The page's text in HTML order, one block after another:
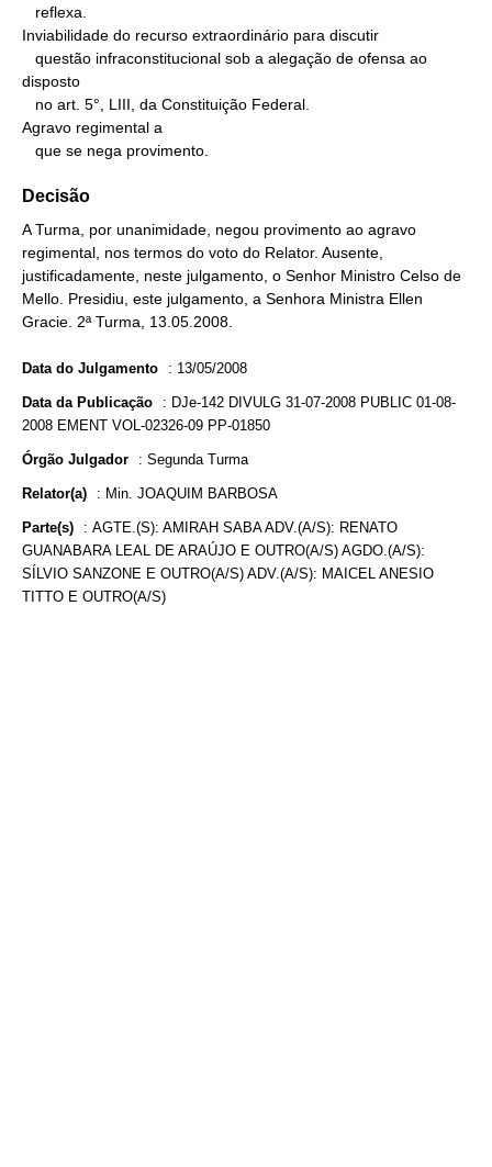
Inviabilidade do recurso extraordinário para discutir
disposto
Agravo regimental a
   que se nega provimento.
Decisão
A Turma, por unanimidade, negou provimento ao agravo
regimental, nos termos do voto do Relator. Ausente,
justificadamente, neste julgamento, o Senhor Ministro Celso de
Mello. Presidiu, este julgamento, a Senhora Ministra Ellen
Gracie. 2ª Turma, 13.05.2008.
Data do Julgamento : 13/05/2008
Data da Publicação : DJe-142 DIVULG 31-07-2008 PUBLIC 01-08-
2008 EMENT VOL-02326-09 PP-01850
Órgão Julgador : Segunda Turma
Relator(a) : Min. JOAQUIM BARBOSA
Parte(s) : AGTE.(S): AMIRAH SABA ADV.(A/S): RENATO
GUANABARA LEAL DE ARAÚJO E OUTRO(A/S) AGDO.(A/S):
SÍLVIO SANZONE E OUTRO(A/S) ADV.(A/S): MAICEL ANESIO
TITTO E OUTRO(A/S)